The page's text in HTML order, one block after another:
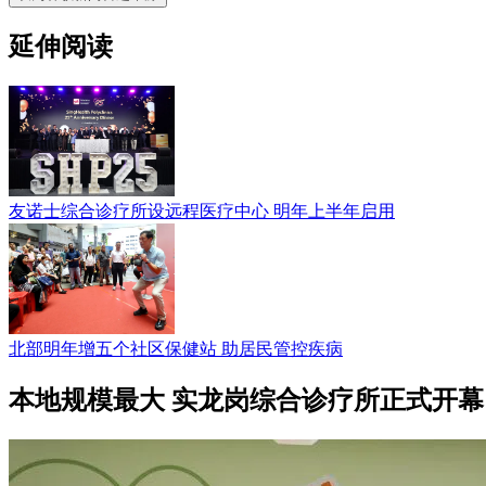
延伸阅读
友诺士综合诊疗所设远程医疗中心 明年上半年启用
北部明年增五个社区保健站 助居民管控疾病
本地规模最大 实龙岗综合诊疗所正式开幕